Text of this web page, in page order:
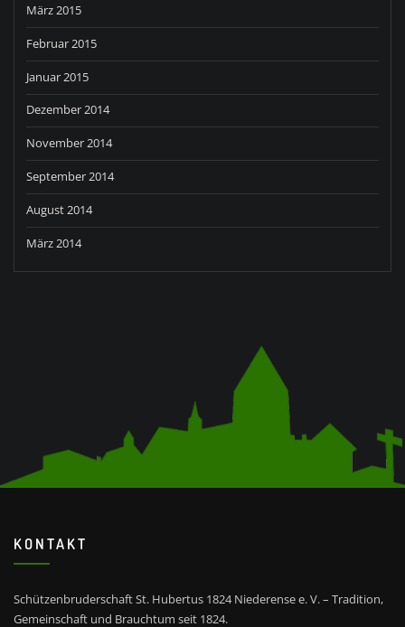
März 2015
Februar 2015
Januar 2015
Dezember 2014
November 2014
September 2014
August 2014
März 2014
KONTAKT
Schützenbruderschaft St. Hubertus 1824 Niederense e. V. – Tradition,
Gemeinschaft und Brauchtum seit 1824.